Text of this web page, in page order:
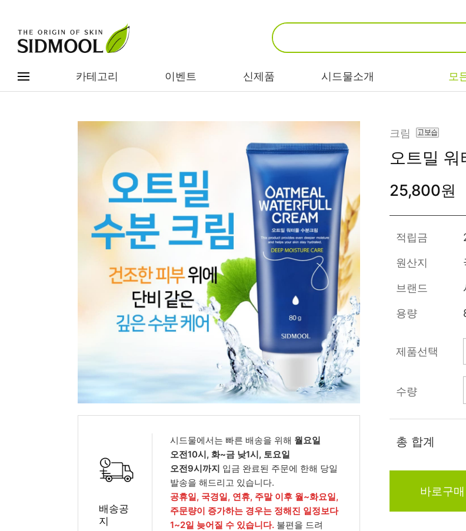
카테고리 이벤트 신제품 시드물소개 모
#전체메뉴
베스트
이벤트
임상별
비누/클렌징
마스크/팩/필링
스킨/토너/미스
앰플/에센스/세
럼
수분젤/에센셜
썬케어
오일
바디/헤어/핸드/
풋
립/아이
건강식품
소품
기능/고민별
민감/건조/속당
김
미백/화이트닝/
흔적
안티에이징/주
름/탄력
모공/피지/블랙
헤드
각질관리
장벽케어
무기자차
레이저관리
탈모케어
성분별
EGF/
콜라겐
히알
병풀/
어성초
달팽이
카렌듈
동백
배송공
지
시드물에서는 빠른 배송을 위해 월요일
오전10시, 화~금 낮1시, 토요일
오전9시까지 입금 완료된 주문에 한해 당일
발송을 해드리고 있습니다.
공휴일, 국경일, 연휴, 주말 이후 월~화요일,
주문량이 증가하는 경우는 정해진 일정보다
1~2일 늦어질 수 있습니다. 불편을 드려
크림
오트밀 워
25,800원
적립금
원산지
브랜드
용량
제품선택
수량
총 합계
바로구매